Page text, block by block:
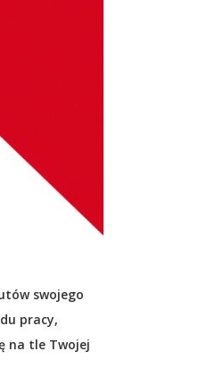
swojego
pracy,
na tle Twojej